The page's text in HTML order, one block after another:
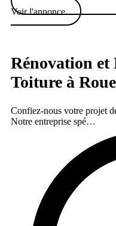
Voir l'annonce
Rénovation et
Toiture à
Confiez-nous votre projet
Notre entreprise spé…